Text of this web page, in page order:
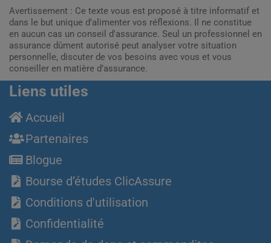
Avertissement : Ce texte vous est proposé à titre informatif et
dans le but unique d’alimenter vos réflexions. Il ne constitue
en aucun cas un conseil d'assurance. Seul un professionnel en
assurance dûment autorisé peut analyser votre situation
personnelle, discuter de vos besoins avec vous et vous
conseiller en matière d’assurance.
Liens utiles
Accueil
Partenaires
Blogue
Bourse d’études ClicAssure
Conditions d'utilisation
Confidentialité